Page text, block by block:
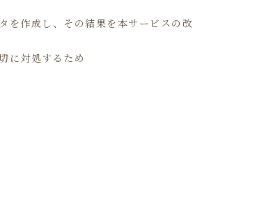
を作成し、その結果を本サービスの改
に対処するため